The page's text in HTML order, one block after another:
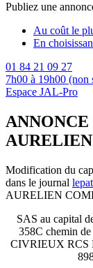
Publiez une
Au coût le
En
01 84 21 09 27
7h00 à 19h00 (non
Espace JAL-Pro
Modification du
dans le journal
AURELIEN
SAS au capital
358C chemin
CIVRIEUX RCS